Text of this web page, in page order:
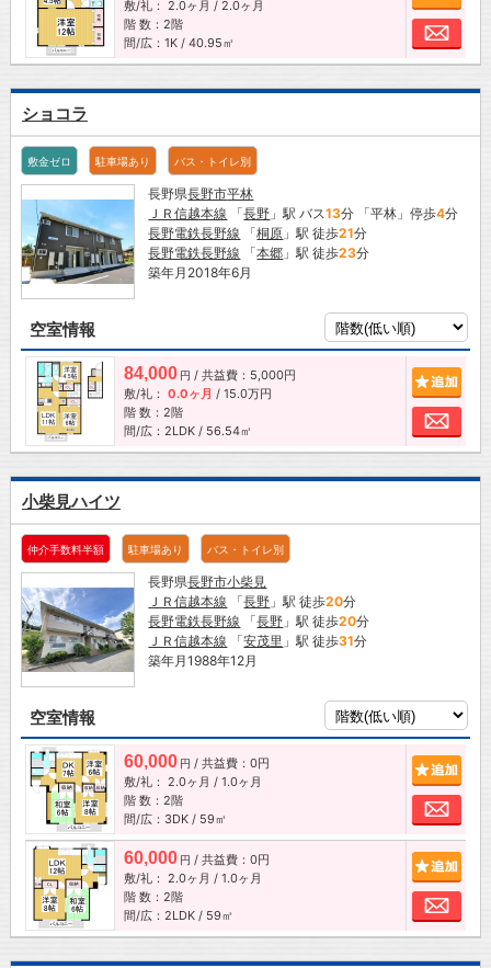
敷/礼： 2.0ヶ月 / 2.0ヶ月
階 数：2階
間/広：1K / 40.95㎡
お
ショコラ
敷金ゼロ 駐車場あり バス・トイレ別
長野県長野市平林
ＪＲ信越本線 「長野 」駅 バス13分 「平林」停歩4分
長野電鉄長野線 「桐原 」駅 徒歩21分
長野電鉄長野線 「本郷 」駅 徒歩23分
築年月2018年6月
空室情報
84,000 円 / 共益費：5,000円
敷/礼： 0.0ヶ月 / 15.0万円
階 数：2階
間/広：2LDK / 56.54㎡
お
小柴見ハイツ
仲介手数料半額 駐車場あり バス・トイレ別
長野県長野市小柴見
ＪＲ信越本線 「長野 」駅 徒歩20分
長野電鉄長野線 「長野 」駅 徒歩20分
ＪＲ信越本線 「安茂里 」駅 徒歩31分
築年月1988年12月
空室情報
60,000 円 / 共益費：0円
敷/礼： 2.0ヶ月 / 1.0ヶ月
階 数：2階
間/広：3DK / 59㎡
お
60,000 円 / 共益費：0円
敷/礼： 2.0ヶ月 / 1.0ヶ月
階 数：2階
間/広：2LDK / 59㎡
お